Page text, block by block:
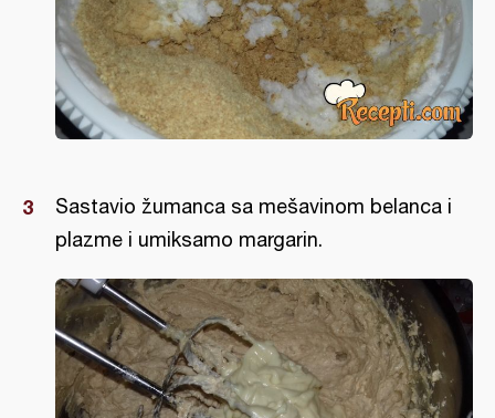
Sastavio žumanca sa mešavinom belanca i
plazme i umiksamo margarin.